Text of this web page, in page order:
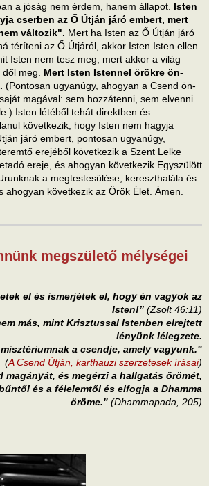
a jóság nem érdem, hanem állapot. Isten
cserben az Ő Útján járó embert, mert
változik". Mert ha Isten az Ő Útján járó
téríteni az Ő Útjáról, akkor Isten Isten ellen
Isten nem tesz meg, mert akkor a világ
meg. Mert Isten Istennel örökre ön-
(Pontosan ugyanúgy, ahogyan a Csend ön-
magával: sem hozzátenni, sem elvenni
Isten létéből tehát direktben és
következik, hogy Isten nem hagyja
járó embert, pontosan ugyanúgy,
erejéből következik a Szent Lelke
ereje, és ahogyan következik Egyszülött
a megtestesülése, kereszthalála és
ahogyan következik az Örök Élet. Ámen.
megszülető mélységei
el és ismerjétek el, hogy én vagyok az
Isten!” (Zsolt 46:11)
más, mint Krisztussal Istenben elrejtett
lényünk lélegzete.
a csendje, amely vagyunk."
(A Csend Útján, karthauzi szerzetesek írásai)
magányát, és megérzi a hallgatás örömét,
és a félelemtől és elfogja a Dhamma
öröme." (Dhammapada, 205)